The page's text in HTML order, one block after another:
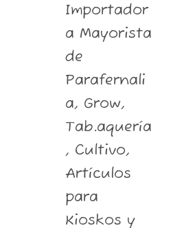
Importador
a Mayorista
de
Parafernali
a, Grow,
Tab.aquería
, Cultivo,
Artículos
para
Kioskos y